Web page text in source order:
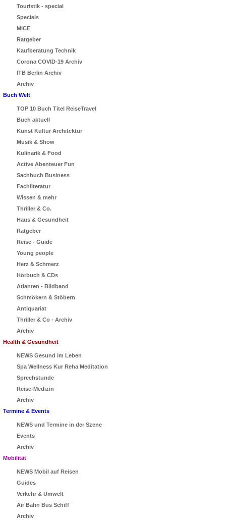
Touristik - special
Specials
MICE
Ratgeber
Kaufberatung Technik
Corona COVID-19 Archiv
ITB Berlin Archiv
Archiv
Buch Welt
TOP 10 Buch Titel ReiseTravel
Buch aktuell
Kunst Kultur Architektur
Musik & Show
Kulinarik & Food
Active Abenteuer Fun
Sachbuch Business
Fachliteratur
Wissen & mehr
Thriller & Co.
Haus & Gesundheit
Ratgeber
Reise - Guide
Young people
Herz & Schmerz
Hörbuch & CDs
Atlanten - Bildband
Schmökern & Stöbern
Antiquariat
Thriller & Co - Archiv
Archiv
Health & Gesundheit
NEWS Gesund im Leben
Spa Wellness Kur Reha Meditation
Sprechstunde
Reise-Medizin
Archiv
Termine & Events
NEWS und Termine in der Szene
Events
Archiv
Mobilität
NEWS Mobil auf Reisen
Guides
Verkehr & Umwelt
Air Bahn Bus Schiff
Archiv